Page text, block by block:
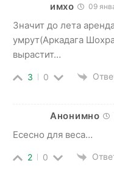
имхо 09
Значит до лета
умрут(Аркадага
вырастит…
3 0
Анонимно
Есесно для веса…
2 0